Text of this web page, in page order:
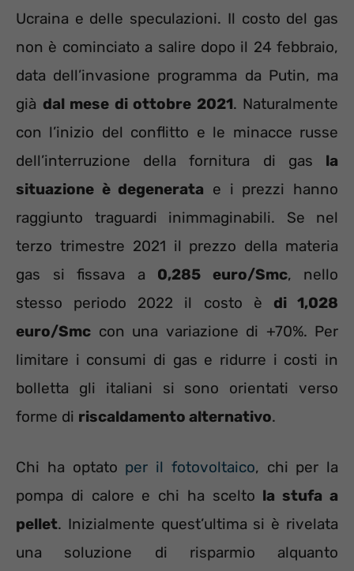
Ucraina e delle speculazioni. Il costo del gas
non è cominciato a salire dopo il 24 febbraio,
data dell’invasione programma da Putin, ma
già dal mese di ottobre 2021. Naturalmente
con l’inizio del conflitto e le minacce russe
dell’interruzione della fornitura di gas la
situazione è degenerata e i prezzi hanno
raggiunto traguardi inimmaginabili. Se nel
terzo trimestre 2021 il prezzo della materia
gas si fissava a 0,285 euro/Smc, nello
stesso periodo 2022 il costo è di 1,028
euro/Smc con una variazione di +70%. Per
limitare i consumi di gas e ridurre i costi in
bolletta gli italiani si sono orientati verso
forme di riscaldamento alternativo.
Chi ha optato per il fotovoltaico, chi per la
pompa di calore e chi ha scelto la stufa a
pellet. Inizialmente quest’ultima si è rivelata
una soluzione di risparmio alquanto